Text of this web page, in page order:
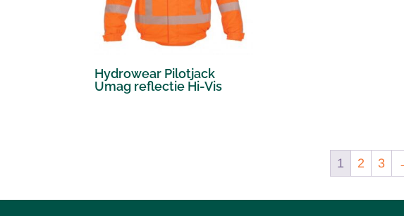
Hydrowear Pilotjack
Umag reflectie Hi-Vis
1 2 3